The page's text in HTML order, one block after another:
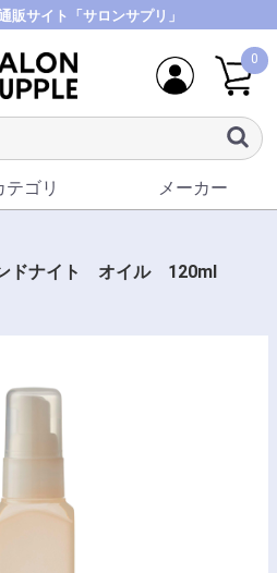
販サイト「サロンサプリ」
0
テゴリ メーカー
ドナイト オイル 120ml